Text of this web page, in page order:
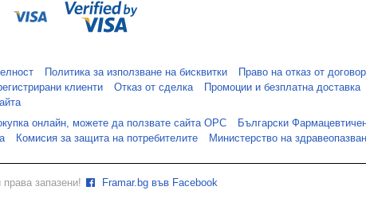
Политика за използване на бисквитки Право на отказ от
клиенти Отказ от сделка
Промоции и безплатна доставка
онлайн, можете да ползвате сайта ОРС
Български
Комисия за защита на потребителите Министерство на
права запазени! Framar.bg във Facebook